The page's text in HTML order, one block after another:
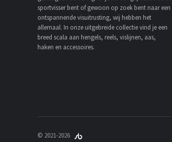
sportvisser bent of gewoon op zoek bent naar een
ontspannende visuitrusting, wij hebben het
allemaal. In onze uitgebreide collectie vind je een
breed scala aan hengels, reels, vislijnen, aas,
haken en accessoires.
© 2021-2026